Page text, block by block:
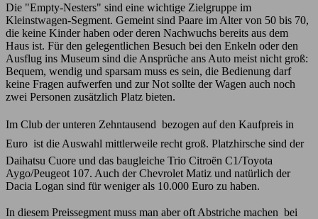
Die "Empty-Nesters" sind eine wichtige Zielgruppe im
Kleinstwagen-Segment. Gemeint sind Paare im Alter von 50 bis 70,
die keine Kinder haben oder deren Nachwuchs bereits aus dem
Haus ist. Für den gelegentlichen Besuch bei den Enkeln oder den
Ausflug ins Museum sind die Ansprüche ans Auto meist nicht groß:
Bequem, wendig und sparsam muss es sein, die Bedienung darf
keine Fragen aufwerfen und zur Not sollte der Wagen auch noch
zwei Personen zusätzlich Platz bieten.
Im Club der unteren Zehntausend  bezogen auf den Kaufpreis in
Euro  ist die Auswahl mittlerweile recht groß. Platzhirsche sind der
Daihatsu Cuore und das baugleiche Trio Citroën C1/Toyota
Aygo/Peugeot 107. Auch der Chevrolet Matiz und natürlich der
Dacia Logan sind für weniger als 10.000 Euro zu haben.
In diesem Preissegment muss man aber oft Abstriche machen  bei